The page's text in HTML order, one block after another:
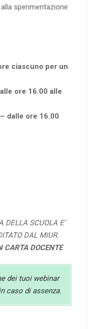
sperimentazione
ciascuno per un
ore 16.00 alle
dalle ore 16.00
DELLA SCUOLA E’
DAL MIUR.
CARTA DOCENTE
dei tuoi webinar
caso di assenza.